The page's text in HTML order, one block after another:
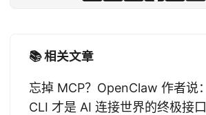
📚 相关文章
忘掉 MCP？OpenClaw 作者说：
CLI 才是 AI 连接世界的终极接口